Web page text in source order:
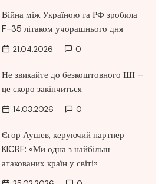
Війна між Україною та РФ зробила
F-35 літаком учорашнього дня
21.04.2026 0
Не звикайте до безкоштовного ШІ –
це скоро закінчиться
14.03.2026 0
Єгор Аушев, керуючий партнер
KICRF: «Ми одна з найбільш
атакованих країн у світі»